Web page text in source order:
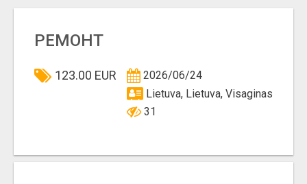
РЕМОНТ
123.00 EUR
2026/06/24
Lietuva, Lietuva, Visaginas
31